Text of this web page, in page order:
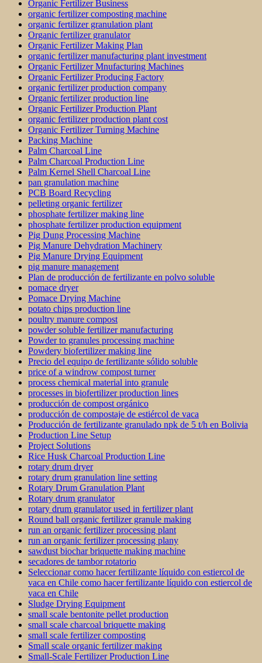
Organic Fertilizer Business
organic fertilizer composting machine
organic fertilizer granulation plant
Organic fertilizer granulator
Organic Fertilizer Making Plan
organic fertilizer manufacturing plant investment
Organic Fertilizer Mnufacturing Machines
Organic Fertilizer Producing Factory
organic fertilizer production company
Organic fertilizer production line
Organic Fertilizer Production Plant
organic fertilizer production plant cost
Organic Fertilizer Turning Machine
Packing Machine
Palm Charcoal Line
Palm Charcoal Production Line
Palm Kernel Shell Charcoal Line
pan granulation machine
PCB Board Recycling
pelleting organic fertilizer
phosphate fertilizer making line
phosphate fertilizer production equipment
Pig Dung Processing Machine
Pig Manure Dehydration Machinery
Pig Manure Drying Equipment
pig manure management
Plan de producción de fertilizante en polvo soluble
pomace dryer
Pomace Drying Machine
potato chips production line
poultry manure compost
powder soluble fertilizer manufacturing
Powder to granules processing machine
Powdery biofertilizer making line
Precio del equipo de fertilizante sólido soluble
price of a windrow compost turner
process chemical material into granule
processes in biofertilizer production lines
producción de compost orgánico
producción de compostaje de estiércol de vaca
Producción de fertilizante granulado npk de 5 t/h en Bolivia
Production Line Setup
Project Solutions
Rice Husk Charcoal Production Line
rotary drum dryer
rotary drum granulation line setting
Rotary Drum Granulation Plant
Rotary drum granulator
rotary drum granulator used in fertilizer plant
Round ball organic fertilizer granule making
run an organic fertilizer processing plant
run an organic fertilizer processing plany
sawdust biochar briquette making machine
secadores de tambor rotatorio
Seleccionar como hacer fertilizante líquido con estiercol de
vaca en Chile como hacer fertilizante líquido con estiercol de
vaca en Chile
Sludge Drying Equipment
small scale bentonite pellet production
small scale charcoal briquette making
small scale fertilizer composting
Small scale organic fertilizer making
Small-Scale Fertilizer Production Line